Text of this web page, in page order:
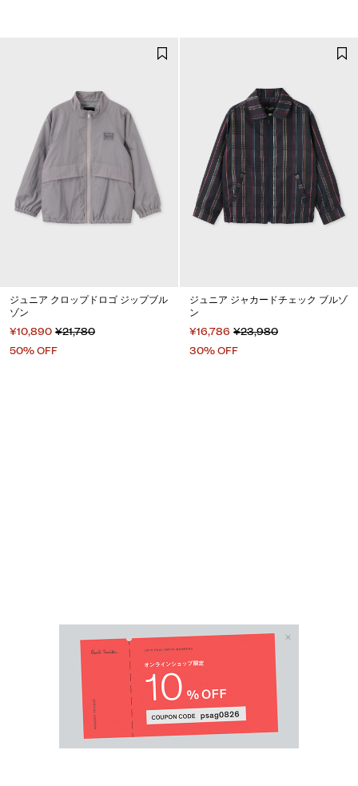
ジュニア クロップドロゴ ジップブル
ゾン
¥10,890 ¥21,780
50% OFF
ジュニア ジャカードチェック ブルゾ
ン
¥16,786 ¥23,980
30% OFF